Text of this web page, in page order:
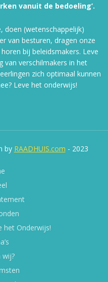
vanuit de bedoeling’.
doen (wetenschappelijk)
van besturen, dragen onze
bij beleidsmakers. Leve
van verschilmakers in het
zich optimaal kunnen
Leve het onderwijs!
by RAADHUIS.com - 2023
het Onderwijs!
wij?